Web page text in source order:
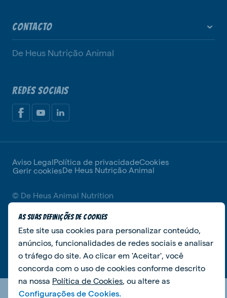
CONTACTO
De Heus Nutrição Animal
REDES SOCIAIS
Aviso LegalPolítica de privacidadeCookies
Gerir cookiesDe Heus Nutrição Animal
© De Heus Animal Nutrition
As suas definições de cookies
Este site usa cookies para personalizar conteúdo,
anúncios, funcionalidades de redes sociais e analisar
o tráfego do site. Ao clicar em 'Aceitar', você
concorda com o uso de cookies conforme descrito
na nossa Política de Cookies, ou altere as
Configurações de Cookies.